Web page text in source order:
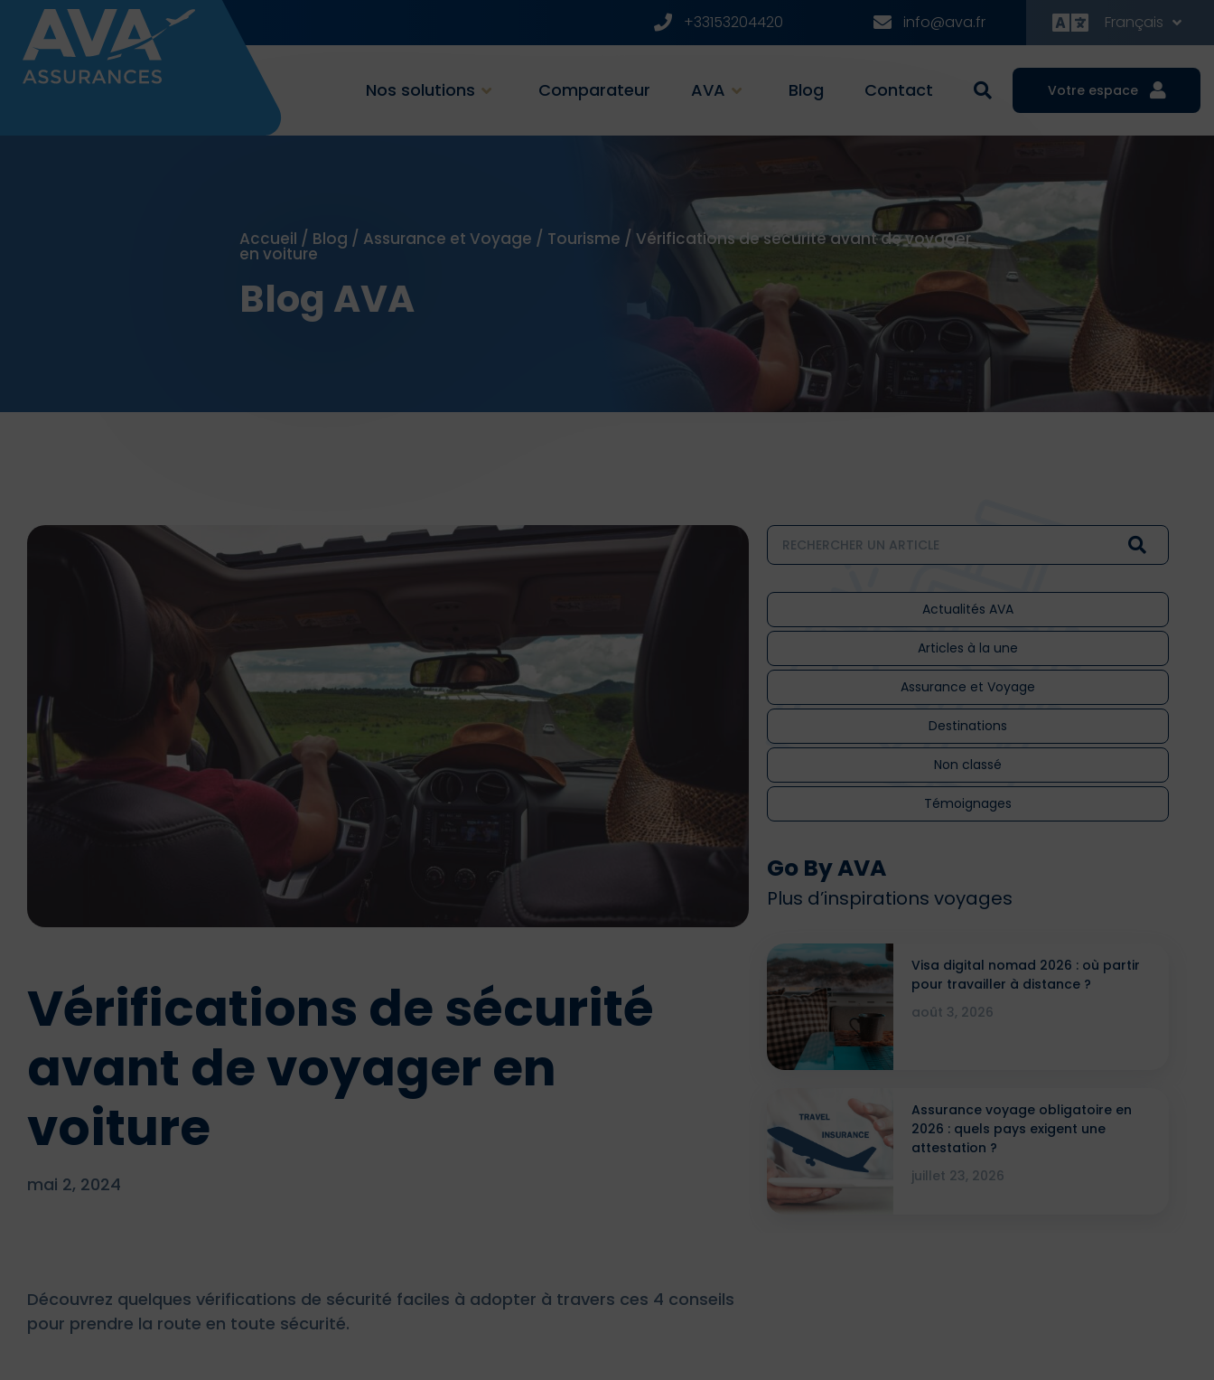
+33153204420 info@ava.fr Français
Nos solutions Comparateur AVA Blog Contact Votre espace
Accueil / Blog / Assurance et Voyage / Tourisme /Vérifications de sécurité avant de voyager
en voiture
Blog AVA
Vérifications de sécurité
avant de voyager en
voiture
mai 2, 2024
Découvrez quelques vérifications de sécurité faciles à adopter à travers ces 4 conseils
pour prendre la route en toute sécurité.
Actualités AVA
Articles à la une
Assurance et Voyage
Destinations
Non classé
Témoignages
Go By AVA
Plus d’inspirations voyages
Visa digital nomad 2026 : où partir
pour travailler à distance ?
août 3, 2026
Assurance voyage obligatoire en
2026 : quels pays exigent une
attestation ?
juillet 23, 2026